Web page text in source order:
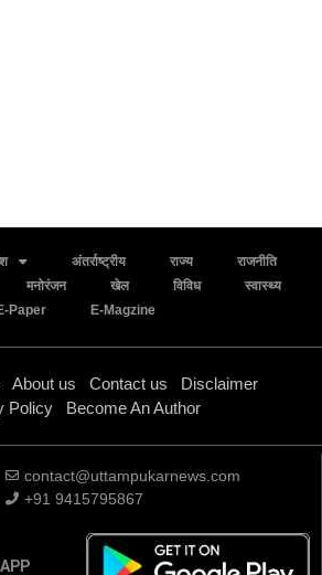
अंतर्राष्ट्रीय राज्य
राजनीति
मनोरंजन खेल विविध
स्वास्थ्य
Paper
E-Magzine
About us Contact us
Disclaimer
Policy
Become An Author
contact@uttampukarnews.com
+91 9415795867